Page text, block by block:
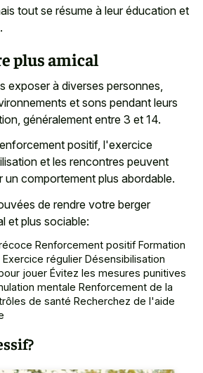
tout se résume à leur éducation et
plus amical
exposer à diverses personnes,
et sons pendant leurs
généralement entre 3 et 14.
positif, l'exercice
et les rencontres peuvent
un comportement plus abordable.
de rendre votre berger
et plus sociable:
Renforcement positif Formation
régulier Désensibilisation
jouer Évitez les mesures punitives
mentale Renforcement de la
de santé Recherchez de l'aide